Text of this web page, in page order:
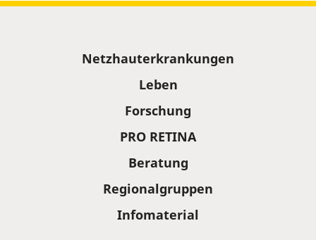
Netzhauterkrankungen
Leben
Forschung
PRO RETINA
Beratung
Regionalgruppen
Infomaterial